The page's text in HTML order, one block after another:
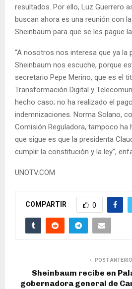
resultados. Por ello, Luz Guerrero
buscan ahora es una reunión con
Sheinbaum para que se les pague
“A nosotros nos interesa que ya la
Sheinbaum nos escuche, porque
secretario Pepe Merino, que es el
Transformación Digital y
hecho caso; no ha realizado el
indemnizaciones. Norma Solano,
Comisión Reguladora, tampoco ha
que sigue es que la presidenta
cumplir la constitución y la ley”,
UNOTV.COM
COMPARTIR 0
POST
Sheinbaum recibe en
gobernadora general de